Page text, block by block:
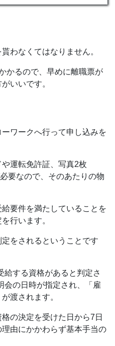
わなくてはなりません。
かるので、早めに離職票が
いいです。
ワークへ行って申し込みを
運転免許証、写真2枚
要なので、そのあたりの物
要件を満たしていることを
行います。
をされるということです
給する資格があると判定さ
会の日時が指定され、「雇
渡されます。
の決定を受けた日から7日
由にかかわらず基本手当の